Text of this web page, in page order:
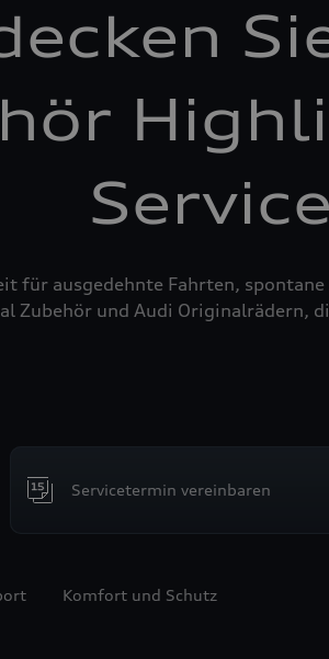
für ausgedehnte Fahrten,
Zubehör und Audi
Servicetermin vereinbaren
Komfort und Schutz